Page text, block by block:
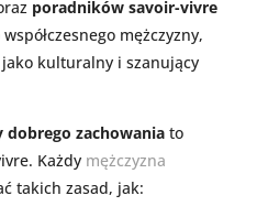
poradników savoir-vivre
mężczyzny,
kulturalny i szanujący
dobrego zachowania to
Każdy mężczyzna
takich zasad, jak: